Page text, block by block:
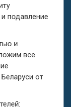
подавление
и
все
от